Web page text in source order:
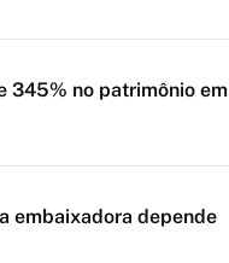
345% no patrimônio em
embaixadora depende